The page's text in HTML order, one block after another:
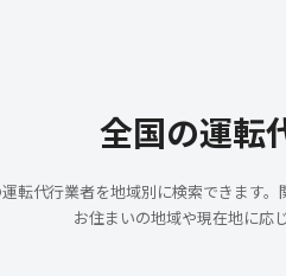
全国の運転
転代行業者を地域別に検索できます
お住まいの地域や現在地に応